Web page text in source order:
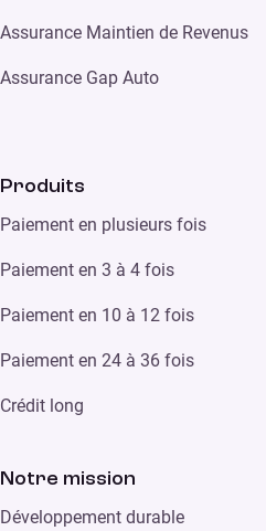
Assurance Maintien de Revenus
Assurance Gap Auto
Produits
Paiement en plusieurs fois
Paiement en 3 à 4 fois
Paiement en 10 à 12 fois
Paiement en 24 à 36 fois
Crédit long
Notre mission
Développement durable